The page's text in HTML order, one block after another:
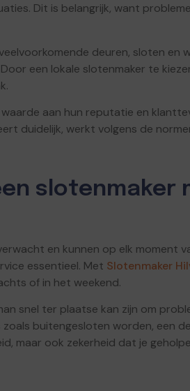
Dit is belangrijk, want
deuren, sloten en
een lokale slotenmaker te
aan hun reputatie en
duidelijk, werkt volgens de
slotenmaker
en kunnen op elk moment
essentieel. Met Slotenmaker
of in het weekend.
snel ter plaatse kan zijn om
buitengesloten worden, een
maar ook zekerheid dat je